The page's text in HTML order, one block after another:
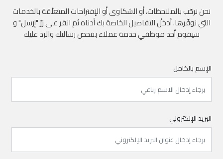
نحن نرحّب بالملاحظات، أو الشكاوى أو الإقتراحات المتعلّقة بالخدمات
التي نوفّرها. أدخلْ التفاصيل الخاصة بك أدناه ثم انقر على زرّ "إرسل" و
سيقوم أحد موظفي خدمة عملاء بفحص رسالتك والرد عليك
الإسم بالكامل
البريد الإلكتروني